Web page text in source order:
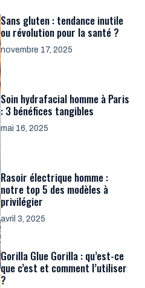
Sans gluten : tendance inutile
ou révolution pour la santé ?
novembre 17, 2025
Soin hydrafacial homme à Paris
: 3 bénéfices tangibles
mai 16, 2025
Rasoir électrique homme :
notre top 5 des modèles à
privilégier
avril 3, 2025
Gorilla Glue Gorilla : qu’est-ce
que c’est et comment l’utiliser
?